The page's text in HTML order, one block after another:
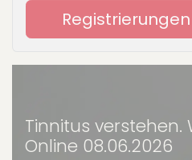
Tinnitus verstehen.
Online 08.06.2026